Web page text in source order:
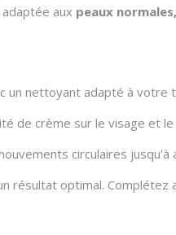
aux peaux
un nettoyant adapté à votre
de crème sur le visage et le
circulaires jusqu'à
résultat optimal. Complétez